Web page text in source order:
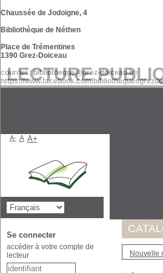
LECTURE
Nouvelle
Chaussée de Jodoigne, 4
Bibliothèque de Néthen
Place de Trémentines
1390 Grez-Doiceau
courriel : bibliotheque@grez-doiceau.be
https://www.facebook.com/
A- A A+
Se connecter
accéder à votre compte de
lecteur